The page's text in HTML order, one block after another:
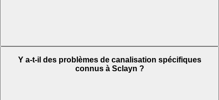
Y a-t-il des problèmes de canalisation spécifiques
connus à Sclayn ?